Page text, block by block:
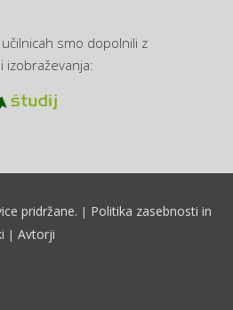
smo dopolnili z
izobraževanja:
pridržane. | Politika zasebnosti in
| Avtorji